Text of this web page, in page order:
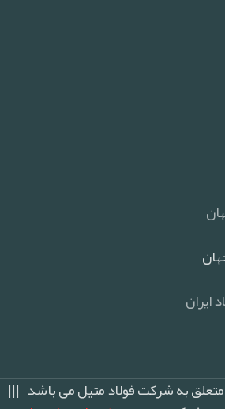
ایران
به شرکت فولاد متیل می باشد |||